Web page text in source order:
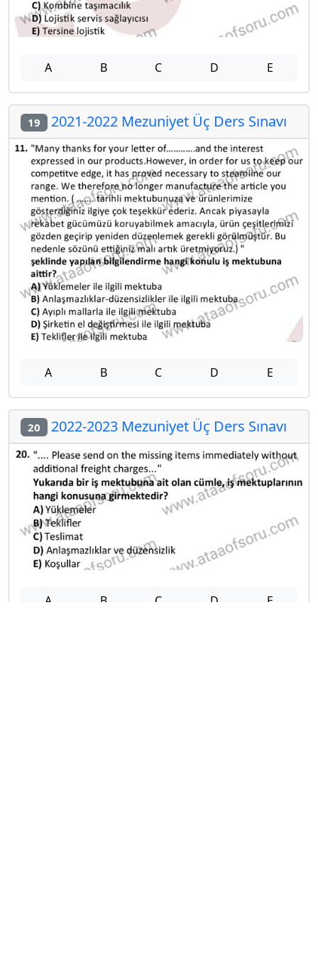
A B C D E
19 2021-2022 Mezuniyet Üç Ders Sınavı
A B C D E
20 2022-2023 Mezuniyet Üç Ders Sınavı
A B C D E